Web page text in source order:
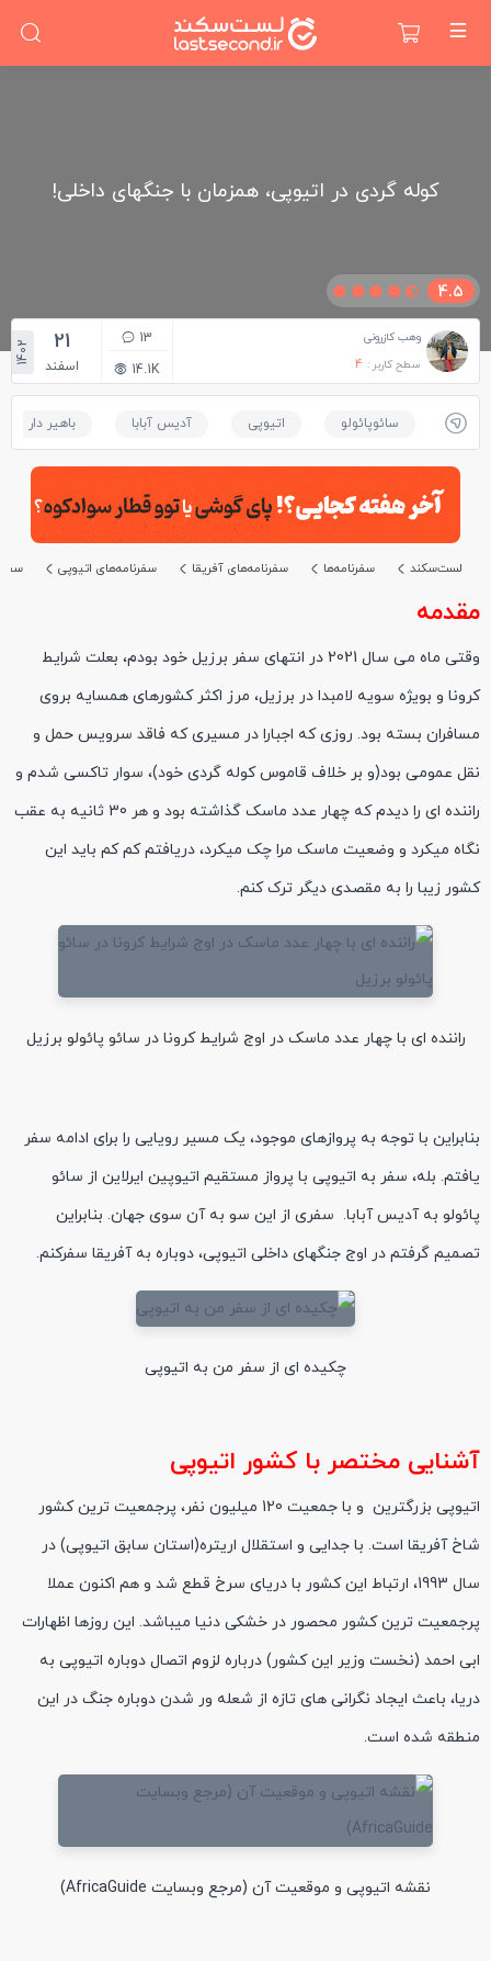
کوله گردی در اتیوپی، همزمان با جنگهای داخلی!
4.5
وهب کازرونی
سطح کاربر : 4
13
14.1K
21
اسفند
1402
سائوپائولو اتیوپی آدیس آبابا باهیر دار
لست‌سکند سفرنامه‌ها سفرنامه‌های آفریقا سفرنامه‌های اتیوپی
مقدمه
وقتی ماه می سال 2021 در انتهای سفر برزیل خود بودم، بعلت شرایط
کرونا و بویژه سویه لامبدا در برزیل، مرز اکثر کشورهای همسایه بروی
مسافران بسته بود. روزی که اجبارا در مسیری که فاقد سرویس حمل و
نقل عمومی بود(و بر خلاف قاموس کوله گردی خود)، سوار تاکسی شدم و
راننده ای را دیدم که چهار عدد ماسک گذاشته بود و هر 30 ثانیه به عقب
نگاه میکرد و وضعیت ماسک مرا چک میکرد، دریافتم کم کم باید این
کشور زیبا را به مقصدی دیگر ترک کنم.
راننده ای با چهار عدد ماسک در اوج شرایط کرونا در سائو پائولو برزیل
بنابراین با توجه به پروازهای موجود، یک مسیر رویایی را برای ادامه سفر
یافتم. بله، سفر به اتیوپی با پرواز مستقیم اتیوپین ایرلاین از سائو
پائولو به آدیس آبابا. سفری از این سو به آن سوی جهان. بنابراین
تصمیم گرفتم در اوج جنگهای داخلی اتیوپی، دوباره به آفریقا سفرکنم.
چکیده ای از سفر من به اتیوپی
آشنایی مختصر با کشور اتیوپی
اتیوپی بزرگترین و با جمعیت 120 میلیون نفر، پرجمعیت ترین کشور
شاخ آفریقا است. با جدایی و استقلال اریتره(استان سابق اتیوپی) در
سال 1993، ارتباط این کشور با دریای سرخ قطع شد و هم اکنون عملا
پرجمعیت ترین کشور محصور در خشکی دنیا میباشد. این روزها اظهارات
ابی احمد (نخست وزیر این کشور) درباره لزوم اتصال دوباره اتیوپی به
دریا، باعث ایجاد نگرانی های تازه از شعله ور شدن دوباره جنگ در این
منطقه شده است.
نقشه اتیوپی و موقعیت آن (مرجع وبسایت AfricaGuide)